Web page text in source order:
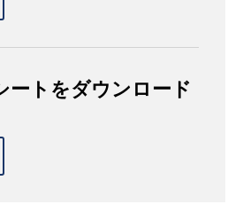
ートをダウンロード